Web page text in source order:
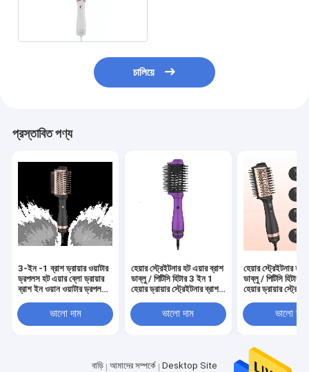
চালিয়ে
প্রস্তাবিত পণ্য
3-ইন -1 ব্রাশ ড্রায়ার ওয়াটার
ড্রপলস হট এয়ার ব্লো ড্রায়ার
ব্রাশ ইন ওয়ান ওয়াটার ড্রপলস
জন্য
ভালো দাম
হেয়ার স্ট্রেইটনার হট এয়ার ব্রাশ
ডাব্লু / পিটিসি হিটার 3 ইন 1
হেয়ার ড্রায়ার স্ট্রেইটনার ব্রাশ
ভালো দাম
হেয়ার স্ট্রেইটনার হট
ডাব্লু / পিটিসি হিটার
হেয়ার ড্রায়ার
ভালো দাম
বাড়ি আমাদের সম্পর্কে Desktop Site